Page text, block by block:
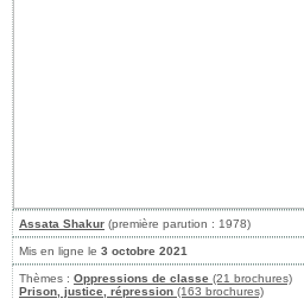
Assata Shakur (première parution : 1978)
Mis en ligne le 3 octobre 2021
Thèmes : Oppressions de classe (21 brochures)
Prison, justice, répression (163 brochures)